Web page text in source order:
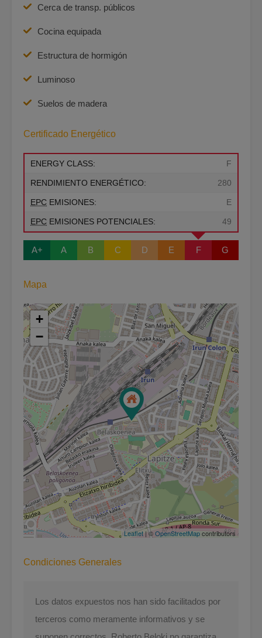
Cerca de transp. públicos
Cocina equipada
Estructura de hormigón
Luminoso
Suelos de madera
Certificado Energético
ENERGY CLASS: F
RENDIMIENTO ENERGÉTICO: 280
EPC EMISIONES: E
EPC EMISIONES POTENCIALES: 49
A+ A B C D E F G
Mapa
+
−
Leaflet | ©OpenStreetMapcontributors
Condiciones Generales
Los datos expuestos nos han sido facilitados por
terceros como meramente informativos y se